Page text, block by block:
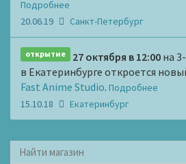
Подробнее
20.06.19
Санкт-Петербург
открытие 27 октября в 12:00 на
в Екатеринбурге откроется
Fast Anime Studio. Подробнее
15.10.18
Екатеринбург